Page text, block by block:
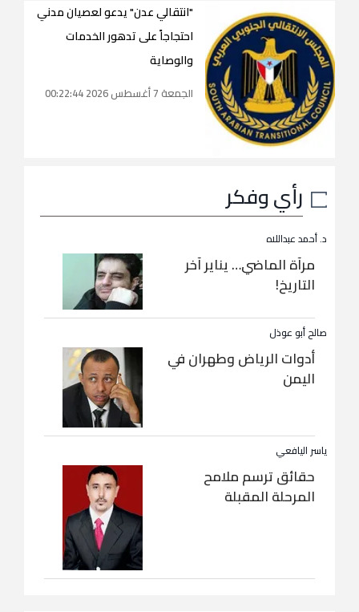
"انتقالي عدن" يدعو لعصيان مدني
احتجاجاً على تدهور الخدمات
والوصاية
الجمعة 7 أغسطس 2026 00:22:44
رأي وفكر
د. أحمد عبداللاه
مرآة الماضي… يناير آخر
التاريخ!
صالح أبو عوذل
أدوات الرياض وطهران في
اليمن
ياسر اليافعي
حقائق ترسم ملامح
المرحلة المقبلة